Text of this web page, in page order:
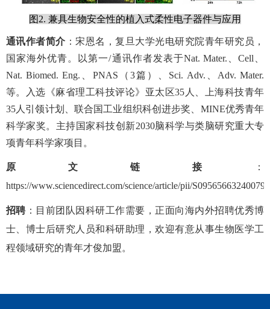
图 2. 兼具生物安全性的植入式柔性电子器件与应用
通讯作者简介 ：宋恩名，复旦大学光电研究院青年研究员，
国家海外优青。以第一/通讯作者发表于Nat. Mater. Cell
Nat. Biomed. Eng.
PNAS （ 3篇）、 Sci. Adv.
Adv. Mater.
等。入选《麻省理工科技评论》亚太区35 人、上海科技青年
35 人引领计划、联合国工业组织科创进步奖、 MINE优秀青年
科学家奖。主持国家科技创新2030脑科学与类脑研究重大专
项青年科学家项目。
原文链接
：
https://www.sciencedirect.com/science/article/pii/
招聘：目前团队因科研工作需要，正面向海内外招聘优秀博
士、博士后研究人员和科研助理，欢迎有意从事生物医学工
程领域研究的青年才俊加盟。